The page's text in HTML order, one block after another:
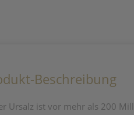
Beschreibung
Ursalz ist vor mehr als 200